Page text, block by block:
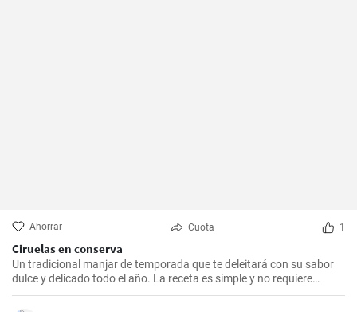
Ahorrar Cuota 1
Ciruelas en conserva
Un tradicional manjar de temporada que te deleitará con su sabor
dulce y delicado todo el año. La receta es simple y no requiere
muchos ingredientes.